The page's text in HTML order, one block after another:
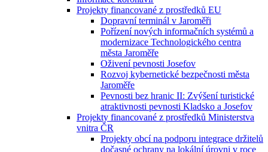
Projekty financované z prostředků EU
Dopravní terminál v Jaroměři
Pořízení nových informačních systémů a
modernizace Technologického centra
města Jaroměře
Oživení pevnosti Josefov
Rozvoj kybernetické bezpečnosti města
Jaroměře
Pevnosti bez hranic II: Zvýšení turistické
atraktivnosti pevnosti Kladsko a Josefov
Projekty financované z prostředků Ministerstva
vnitra ČR
Projekty obcí na podporu integrace držitelů
dočasné ochrany na lokální úrovni v roce